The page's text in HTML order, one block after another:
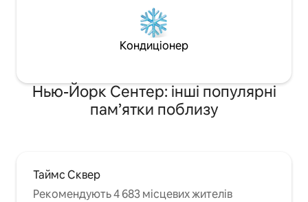
Кондиціонер
Нью-Йорк Сентер: інші популярні
пам’ятки поблизу
Таймс Сквер
Рекомендують 4 683 місцевих жителів